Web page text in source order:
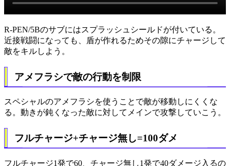
R-PEN/5Bのサブにはスプラッシュシールドが付いている。
近接戦闘になっても、盾が作れるためその隙にチャージして
敵をキルしよう。
アメフラシで敵の行動を制限
スペシャルのアメフラシを使うことで敵が移動しにくくな
る。動きが鈍くなった敵に対してメインで攻撃していこう。
フルチャージ+チャージ無し=100ダメ
フルチャージ1発で60、チャージ無し1発で40ダメージ入るの